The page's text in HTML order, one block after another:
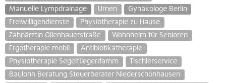
Manuelle Lympdrainage
Urnen
Gynäkologe Berlin
Freiwilligendienste
Physiotherapie zu Hause
Zahnärztin Ollenhauerstraße
Wohnheim für Senioren
Ergotherapie mobil
Antibiotikatherapie
Physiotherapie Segelfliegerdamm
Tischlerservice
Baulohn Beratung Steuerberater Niederschönhausen